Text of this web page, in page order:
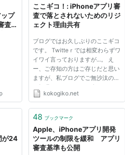
nes 日本語訳 英文と並んでいて...
プ
査」
ここギコ！: iPhoneアプリ審
査で落とされないためのリジ
ェクト理由共有
ブログではお久しぶりのここギコ
です。 Twitteｒでは相変わらずワ
イワイ言っておりますが...。 え
ー、ご存知の方はご存じだと思い
ますが、私ブログでご無沙汰の間
に転職いたしまして、今はケータ
イ国盗りではなく、ちずぶらりと
ります。 PerlerからObjective-
kokogiko.net
が24
48 ブックマーク
Apple、iPhoneアプリ開発
ツールの制限を緩和 アプリ
審査基準も公開